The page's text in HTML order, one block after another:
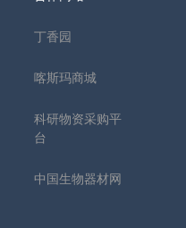
丁香园
喀斯玛商城
科研物资采购平
台
中国生物器材网